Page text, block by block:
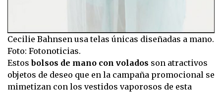
Cecilie Bahnsen usa telas únicas diseñadas a mano.
Foto: Fotonoticias.
Estosbolsos de mano con volados son atractivos
objetos de deseo que en la campaña promocional se
mimetizan con los vestidos vaporosos de esta